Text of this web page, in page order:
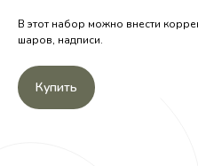
В этот набор можно внести
шаров, надписи.
Купить